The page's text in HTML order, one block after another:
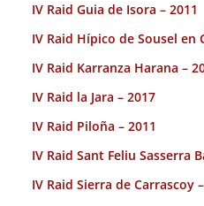
IV Raid Guia de Isora – 2011
IV Raid Hípico de Sousel en
IV Raid Karranza Harana –
IV Raid la Jara – 2017
IV Raid Piloña – 2011
IV Raid Sant Feliu Sasserra
IV Raid Sierra de Carrascoy